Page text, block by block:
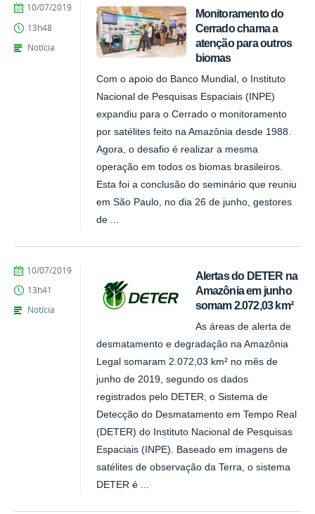
Monitoramento do
Cerrado chama a
atenção para outros
biomas
Com o apoio do Banco Mundial, o Instituto
Nacional de Pesquisas Espaciais (INPE)
expandiu para o Cerrado o monitoramento
por satélites feito na Amazônia desde 1988.
Agora, o desafio é realizar a mesma
operação em todos os biomas brasileiros.
Esta foi a conclusão do seminário que reuniu
em São Paulo, no dia 26 de junho, gestores
de ...
publicado
10/07/2019
13h48
Notícia
Alertas do DETER na
Amazônia em junho
somam 2.072,03 km²
As áreas de alerta de
desmatamento e degradação na Amazônia
Legal somaram 2.072,03 km² no mês de
junho de 2019, segundo os dados
registrados pelo DETER, o Sistema de
Detecção do Desmatamento em Tempo Real
(DETER) do Instituto Nacional de Pesquisas
Espaciais (INPE). Baseado em imagens de
satélites de observação da Terra, o sistema
DETER é ...
publicado
10/07/2019
13h41
Notícia